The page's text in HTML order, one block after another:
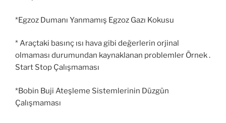
*Egzoz Dumanı Yanmamış Egzoz Gazı Kokusu
* Araçtaki basınç ısı hava gibi değerlerin orjinal
olmaması durumundan kaynaklanan problemler Örnek .
Start Stop Çalışmaması
*Bobin Buji Ateşleme Sistemlerinin Düzgün
Çalışmaması